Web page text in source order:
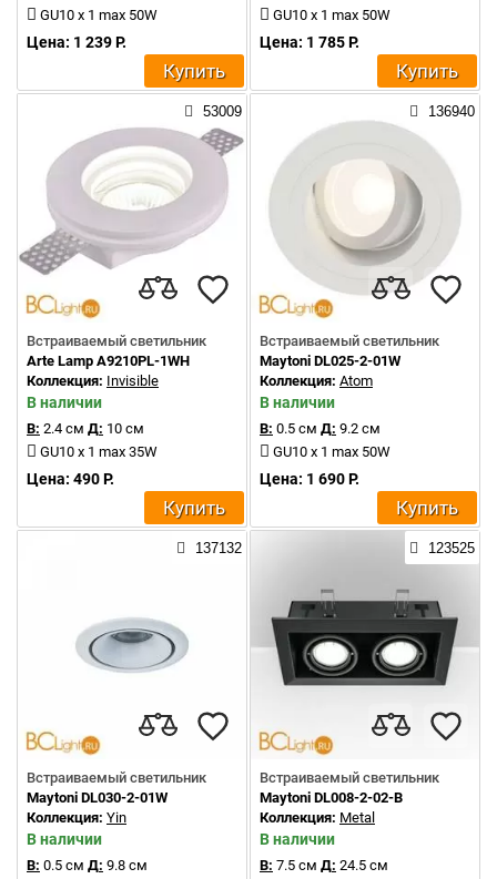
GU10 x 1 max 50W
Цена: 1 239 Р.
Купить
GU10 x 1 max 50W
Цена: 1 785 Р.
Купить
53009
Встраиваемый светильник
Arte Lamp A9210PL-1WH
Коллекция: Invisible
В наличии
В: 2.4 см Д: 10 см
GU10 x 1 max 35W
Цена: 490 Р.
Купить
136940
Встраиваемый светильник
Maytoni DL025-2-01W
Коллекция: Atom
В наличии
В: 0.5 см Д: 9.2 см
GU10 x 1 max 50W
Цена: 1 690 Р.
Купить
137132
Встраиваемый светильник
Maytoni DL030-2-01W
Коллекция: Yin
В наличии
В: 0.5 см Д: 9.8 см
123525
Встраиваемый светильник
Maytoni DL008-2-02-B
Коллекция: Metal
В наличии
В: 7.5 см Д: 24.5 см